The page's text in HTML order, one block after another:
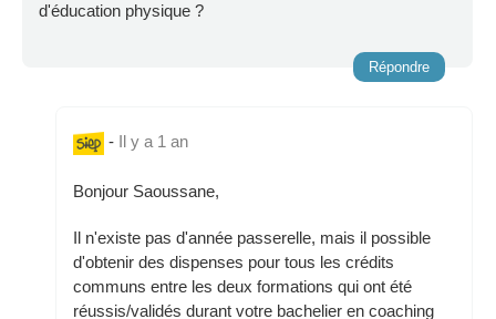
d'éducation physique ?
Répondre
- Il y a 1 an
Bonjour Saoussane,
Il n'existe pas d'année passerelle, mais il possible
d'obtenir des dispenses pour tous les crédits
communs entre les deux formations qui ont été
réussis/validés durant votre bachelier en coaching